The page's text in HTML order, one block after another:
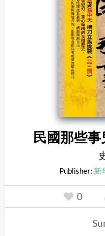
民國那些
Publisher: 新
0